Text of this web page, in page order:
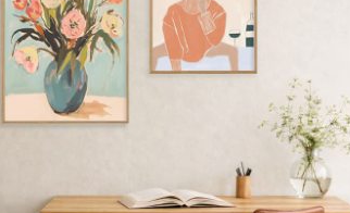
21 · 8382 Hinnerup · CVR 40736166 · (+45)
Handelsbetingelser Privatlivspolitik·
© 2026 Printogrammer.dk